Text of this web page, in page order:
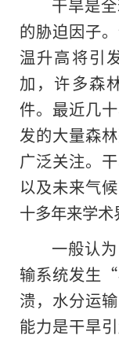
干旱是
的胁迫因子
温升高将引
加，许多森
件。最近几
发的大量森
广泛关注。
以及未来气
十多年来学术
一般认
输系统发生
溃，水分运
能力是干旱